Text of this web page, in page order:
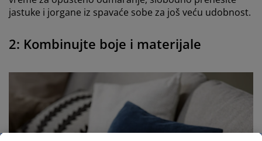
jastuke i jorgane iz spavaće sobe za još veću udobnost.
2: Kombinujte boje i materijale